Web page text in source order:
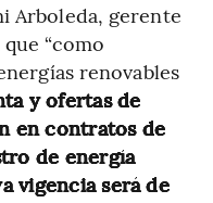
Arboleda, gerente
“como
renovables
y ofertas de
en contratos de
de energía
vigencia será de